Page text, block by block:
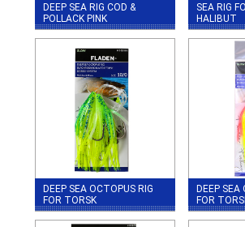
DEEP SEA RIG COD &
POLLACK PINK
SEA RIG
HALIBUT
DEEP SEA OCTOPUS RIG
FOR TORSK
DEEP SEA
FOR